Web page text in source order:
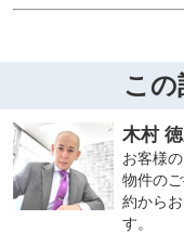
この
木村
お客様
物件の
約から
す。